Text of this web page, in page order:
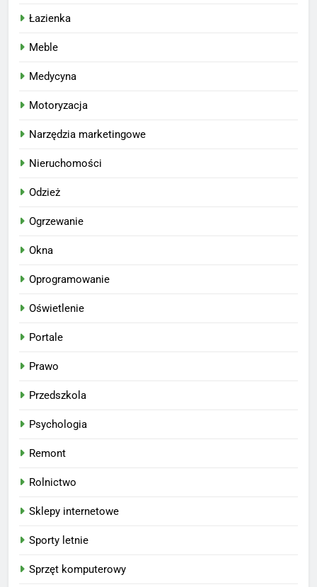
Łazienka
Meble
Medycyna
Motoryzacja
Narzędzia marketingowe
Nieruchomości
Odzież
Ogrzewanie
Okna
Oprogramowanie
Oświetlenie
Portale
Prawo
Przedszkola
Psychologia
Remont
Rolnictwo
Sklepy internetowe
Sporty letnie
Sprzęt komputerowy